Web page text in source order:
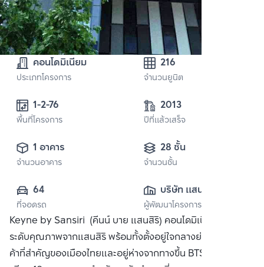
คอนโดมิเนียม
ประเภทโครงการ
216
จำนวนยูนิต
1-2-76
พื้นที่โครงการ
2013
ปีที่แล้วเสร็จ
1 อาคาร
จำนวนอาคาร
28 ชั้น
จำนวนชั้น
64
ที่จอดรถ
บริษัท แสนสิริ
จำกัด (มหาชน)
ผู้พัฒนาโครงการ
Keyne by Sansiri (คีนน์ บาย แสนสิริ) คอนโดมิเนียมพร้อมอยู่
ระดับคุณภาพจากแสนสิริ พร้อมทั้งตั้งอยู่ใจกลางย่านธุรกิจการ
ค้าที่สำคัญของเมืองไทยและอยู่ห่างจากทางขึ้น BTS ทองหล่อ